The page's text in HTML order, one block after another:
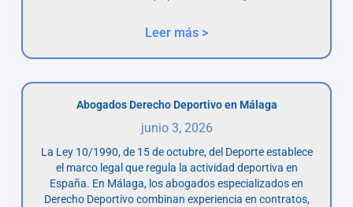
Leer más >
Abogados Derecho Deportivo en Málaga
junio 3, 2026
La Ley 10/1990, de 15 de octubre, del Deporte establece
el marco legal que regula la actividad deportiva en
España. En Málaga, los abogados especializados en
Derecho Deportivo combinan experiencia en contratos,